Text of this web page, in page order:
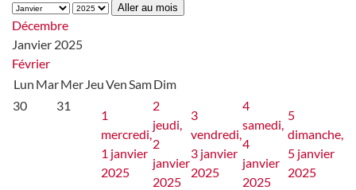
Aller au mois
Décembre
Janvier 2025
Février
Lun MarMer JeuVenSamDim
30
31
1
mercredi,
1 janvier
2025
2
jeudi,
2
janvier
2025
3
vendredi,
3 janvier
2025
4
samedi,
4
janvier
2025
5
dimanche,
5 janvier
2025